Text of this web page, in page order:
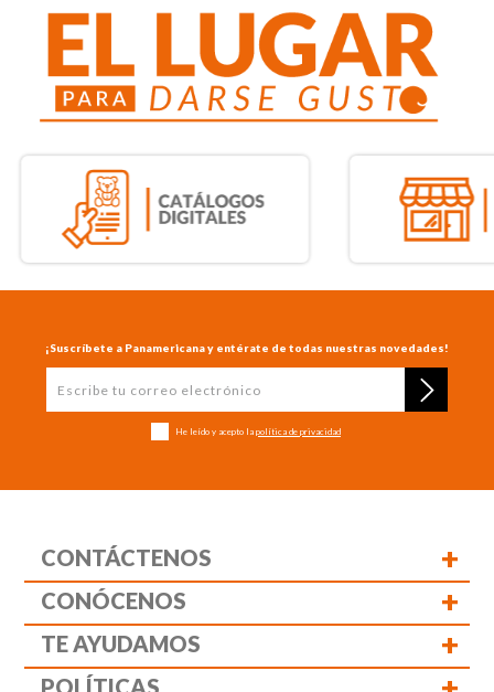
¡Suscríbete a Panamericana y entérate de todas nuestras novedades!
He leído y acepto la política de privacidad
CONTÁCTENOS +
CONÓCENOS +
TE AYUDAMOS +
POLÍTICAS